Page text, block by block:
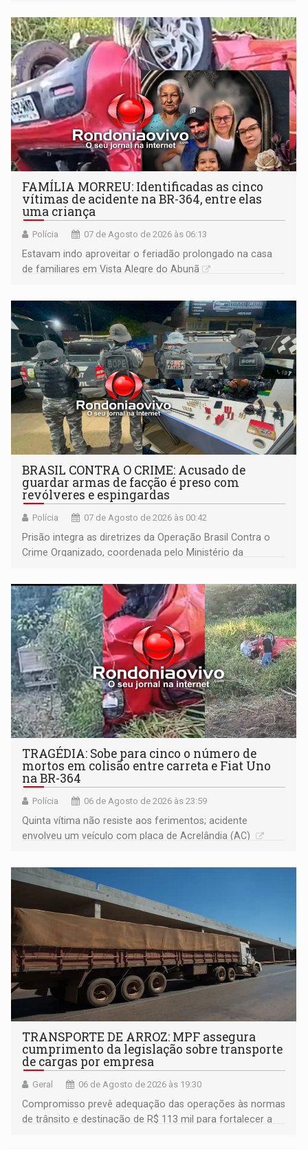
FAMÍLIA MORREU: Identificadas as cinco
vítimas de acidente na BR-364, entre elas
uma criança
Polícia 07 de Agosto de 2026 às 06:13
Estavam indo aproveitar o feriadão prolongado na casa
de familiares em Vista Alegre do Abunã
BRASIL CONTRA O CRIME: Acusado de
guardar armas de facção é preso com
revólveres e espingardas
Polícia 07 de Agosto de 2026 às 00:42
Prisão integra as diretrizes da Operação Brasil Contra o
Crime Organizado, coordenada pelo Ministério da
TRAGÉDIA: Sobe para cinco o número de
mortos em colisão entre carreta e Fiat Uno
na BR-364
Polícia 06 de Agosto de 2026 às 23:59
Quinta vítima não resiste aos ferimentos; acidente
envolveu um veículo com placa de Acrelândia (AC)
TRANSPORTE DE ARROZ: MPF assegura
cumprimento da legislação sobre transporte
de cargas por empresa
Geral 06 de Agosto de 2026 às 19:30
Compromisso prevê adequação das operações às normas
de trânsito e destinação de R$ 113 mil para fortalecer a